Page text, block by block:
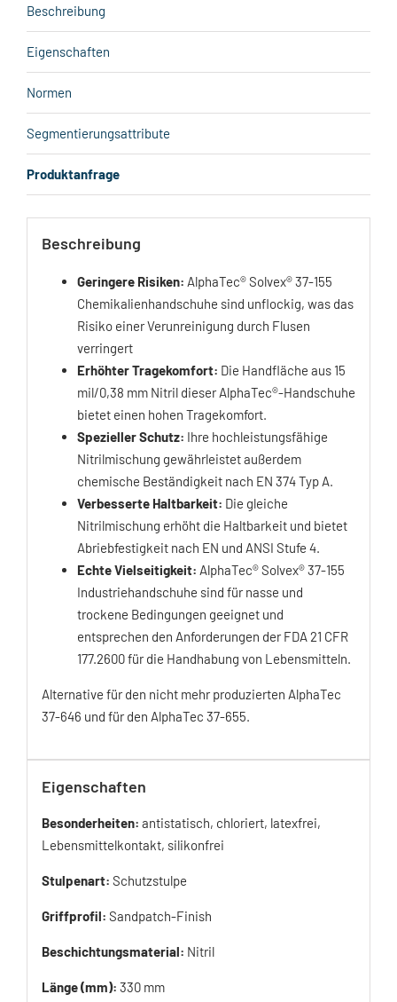
Beschreibung
Eigenschaften
Normen
Segmentierungsattribute
Produktanfrage
Beschreibung
Geringere Risiken: AlphaTec® Solvex® 37-155
Chemikalienhandschuhe sind unflockig, was das
Risiko einer Verunreinigung durch Flusen
verringert
Erhöhter Tragekomfort: Die Handfläche aus 15
mil/0,38 mm Nitril dieser AlphaTec®-Handschuhe
bietet einen hohen Tragekomfort.
Spezieller Schutz: Ihre hochleistungsfähige
Nitrilmischung gewährleistet außerdem
chemische Beständigkeit nach EN 374 Typ A.
Verbesserte Haltbarkeit: Die gleiche
Nitrilmischung erhöht die Haltbarkeit und bietet
Abriebfestigkeit nach EN und ANSI Stufe 4.
Echte Vielseitigkeit: AlphaTec® Solvex® 37-155
Industriehandschuhe sind für nasse und
trockene Bedingungen geeignet und
entsprechen den Anforderungen der FDA 21 CFR
177.2600 für die Handhabung von Lebensmitteln.
Alternative für den nicht mehr produzierten AlphaTec
37-646 und für den AlphaTec 37-655.
Eigenschaften
Besonderheiten: antistatisch, chloriert, latexfrei,
Lebensmittelkontakt, silikonfrei
Stulpenart: Schutzstulpe
Griffprofil: Sandpatch-Finish
Beschichtungsmaterial: Nitril
Länge (mm): 330 mm